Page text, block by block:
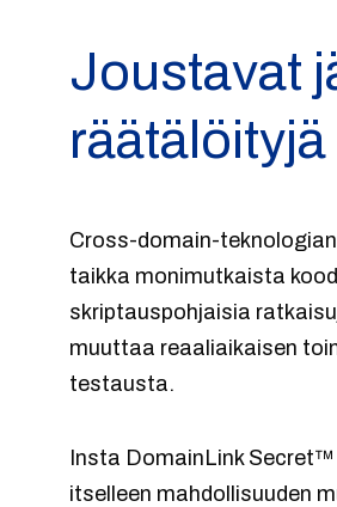
Joustavat
Cross-domain-
taikka monimutkaista
skriptauspohjaisia
muuttaa reaaliaikaisen
testausta.
Insta DomainLink
itselleen mahdollisuuden